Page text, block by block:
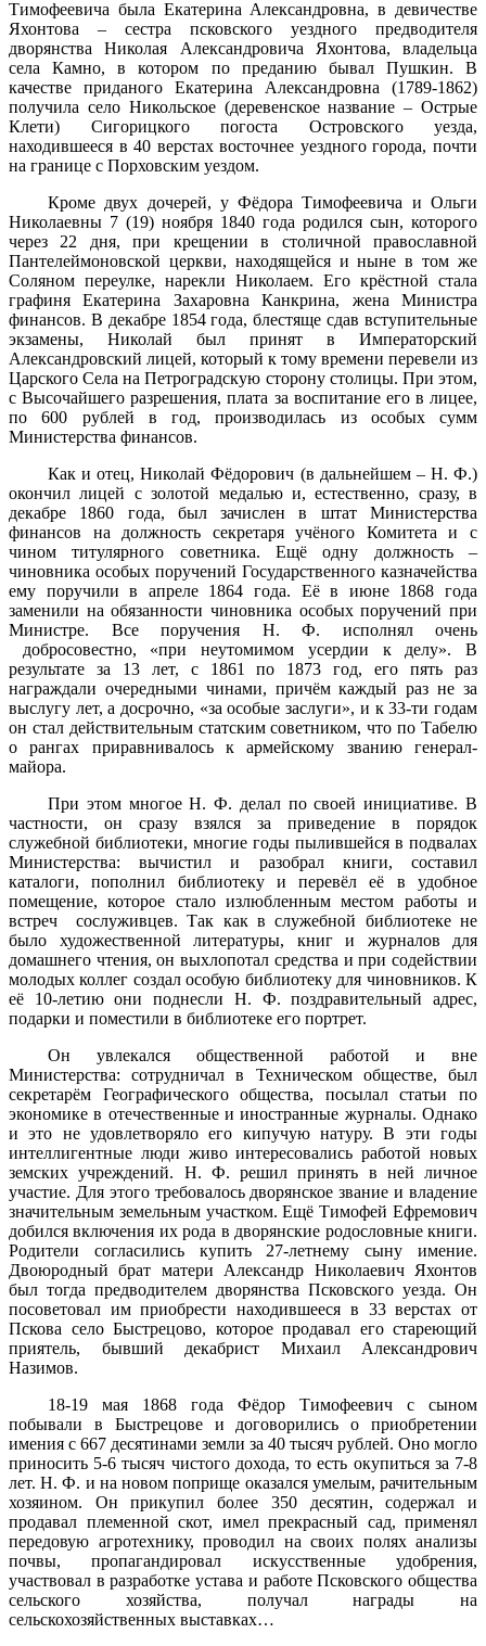
Тимофеевича была Екатерина Александровна, в девичестве
Яхонтова – сестра псковского уездного предводителя
дворянства Николая Александровича Яхонтова, владельца
села Камно, в котором по преданию бывал Пушкин. В
качестве приданого Екатерина Александровна (1789-1862)
получила село Никольское (деревенское название – Острые
Клети) Сигорицкого погоста Островского уезда,
находившееся в 40 верстах восточнее уездного города, почти
на границе с Порховским уездом.
Кроме двух дочерей, у Фёдора Тимофеевича и Ольги
Николаевны 7 (19) ноября 1840 года родился сын, которого
через 22 дня, при крещении в столичной православной
Пантелеймоновской церкви, находящейся и ныне в том же
Соляном переулке, нарекли Николаем. Его крёстной стала
графиня Екатерина Захаровна Канкрина, жена Министра
финансов. В декабре 1854 года, блестяще сдав вступительные
экзамены, Николай был принят в Императорский
Александровский лицей, который к тому времени перевели из
Царского Села на Петроградскую сторону столицы. При этом,
с Высочайшего разрешения, плата за воспитание его в лицее,
по 600 рублей в год, производилась из особых сумм
Министерства финансов.
Как и отец, Николай Фёдорович (в дальнейшем – Н. Ф.)
окончил лицей с золотой медалью и, естественно, сразу, в
декабре 1860 года, был зачислен в штат Министерства
финансов на должность секретаря учёного Комитета и с
чином титулярного советника. Ещё одну должность –
чиновника особых поручений Государственного казначейства
ему поручили в апреле 1864 года. Её в июне 1868 года
заменили на обязанности чиновника особых поручений при
Министре. Все поручения Н. Ф. исполнял очень
добросовестно, «при неутомимом усердии к делу». В
результате за 13 лет, с 1861 по 1873 год, его пять раз
награждали очередными чинами, причём каждый раз не за
выслугу лет, а досрочно, «за особые заслуги», и к 33-ти годам
он стал действительным статским советником, что по Табелю
о рангах приравнивалось к армейскому званию генерал-
майора.
При этом многое Н. Ф. делал по своей инициативе. В
частности, он сразу взялся за приведение в порядок
служебной библиотеки, многие годы пылившейся в подвалах
Министерства: вычистил и разобрал книги, составил
каталоги, пополнил библиотеку и перевёл её в удобное
помещение, которое стало излюбленным местом работы и
встреч сослуживцев. Так как в служебной библиотеке не
было художественной литературы, книг и журналов для
домашнего чтения, он выхлопотал средства и при содействии
молодых коллег создал особую библиотеку для чиновников. К
её 10-летию они поднесли Н. Ф. поздравительный адрес,
подарки и поместили в библиотеке его портрет.
Он увлекался общественной работой и вне
Министерства: сотрудничал в Техническом обществе, был
секретарём Географического общества, посылал статьи по
экономике в отечественные и иностранные журналы. Однако
и это не удовлетворяло его кипучую натуру. В эти годы
интеллигентные люди живо интересовались работой новых
земских учреждений. Н. Ф. решил принять в ней личное
участие. Для этого требовалось дворянское звание и владение
значительным земельным участком. Ещё Тимофей Ефремович
добился включения их рода в дворянские родословные книги.
Родители согласились купить 27-летнему сыну имение.
Двоюродный брат матери Александр Николаевич Яхонтов
был тогда предводителем дворянства Псковского уезда. Он
посоветовал им приобрести находившееся в 33 верстах от
Пскова село Быстрецово, которое продавал его стареющий
приятель, бывший декабрист Михаил Александрович
Назимов.
18-19 мая 1868 года Фёдор Тимофеевич с сыном
побывали в Быстрецове и договорились о приобретении
имения с 667 десятинами земли за 40 тысяч рублей. Оно могло
приносить 5-6 тысяч чистого дохода, то есть окупиться за 7-8
лет. Н. Ф. и на новом поприще оказался умелым, рачительным
хозяином. Он прикупил более 350 десятин, содержал и
продавал племенной скот, имел прекрасный сад, применял
передовую агротехнику, проводил на своих полях анализы
почвы, пропагандировал искусственные удобрения,
участвовал в разработке устава и работе Псковского общества
сельского хозяйства, получал награды на
сельскохозяйственных выставках…